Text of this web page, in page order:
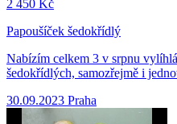
2 450 Kč
Papoušíček šedokřídlý
Nabízím celkem 3 v srpnu
šedokřídlých, samozřejmě i
30.09.2023 Praha